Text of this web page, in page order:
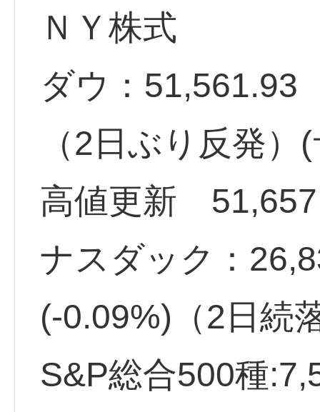
ＮＹ株式
ダウ：
（2日ぶり反発
高値更新
ナスダック：
(-0.09%)（2日続
S&P総合500種